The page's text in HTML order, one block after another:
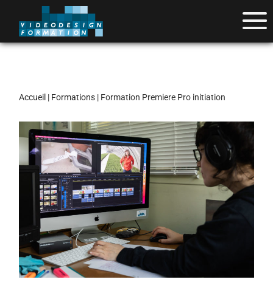
Accueil | Formations | Formation Premiere Pro initiation